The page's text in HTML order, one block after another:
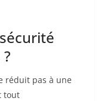
réduit pas à une
tout